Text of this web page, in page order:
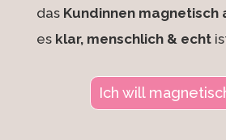
das Kundinnen magnetisch
es klar, menschlich & echt
Ich will